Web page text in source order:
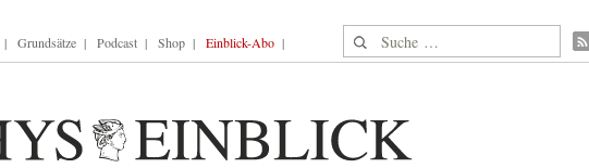
Grundsätze Podcast Shop Einblick-Abo Suche nach: